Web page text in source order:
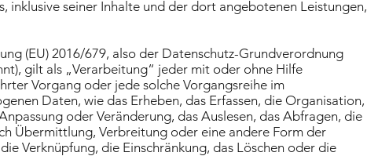
inklusive seiner Inhalte und der dort angebotenen Leistungen,
(EU) 2016/679, also der Datenschutz-Grundverordnung
gilt als „Verarbeitung“ jeder mit oder ohne Hilfe
Vorgang oder jede solche Vorgangsreihe im
Daten, wie das Erheben, das Erfassen, die Organisation,
oder Veränderung, das Auslesen, das Abfragen, die
Übermittlung, Verbreitung oder eine andere Form der
Verknüpfung, die Einschränkung, das Löschen oder die